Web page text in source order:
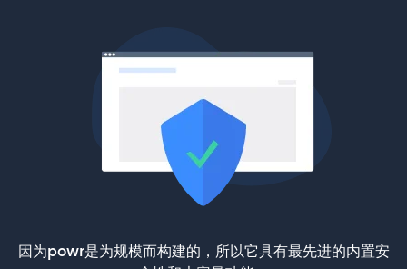
因为powr是为规模而构建的，所以它具有最先进的内置安